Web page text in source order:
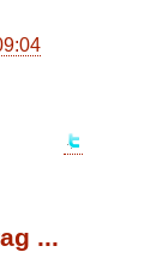
...